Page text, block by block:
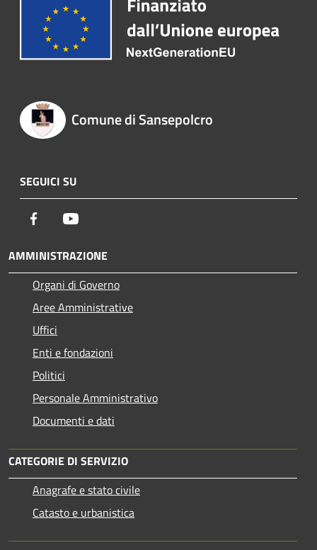
Comune di Sansepolcro
SEGUICI SU
Facebook
AMMINISTRAZIONE
Organi di Governo
Aree Amministrative
Uffici
Enti e fondazioni
Politici
Personale Amministrativo
Documenti e dati
CATEGORIE DI SERVIZIO
Anagrafe e stato civile
Catasto e urbanistica